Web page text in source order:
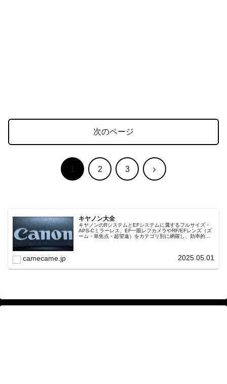
次のページ
1 2 3 次
キヤノン大全
キヤノンのRシステムとEFシステムに属するフルサイズ・
APS-Cミラーレス、EF一眼レフカメラやRF/EFレンズ（ズ
ーム・単焦点・超望遠）をカテゴリ別に網羅し、効率的に
camecame.jp 2025.05.01